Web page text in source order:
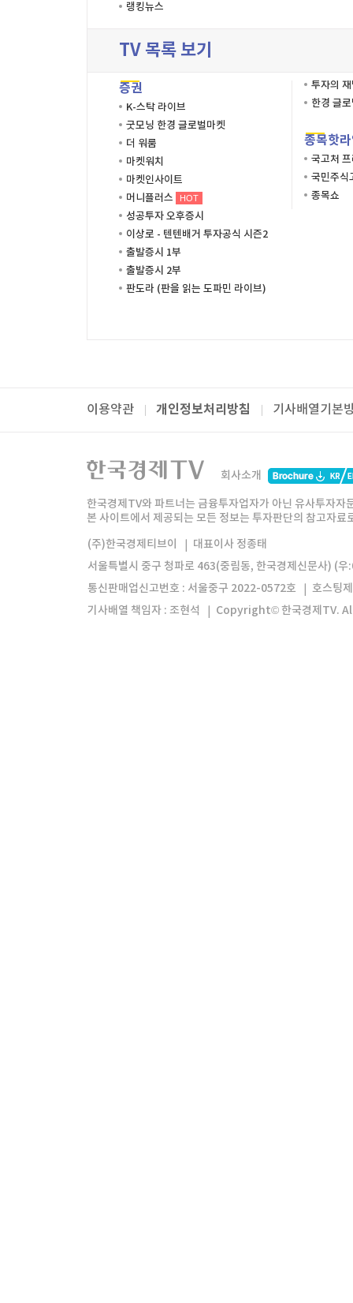
랭킹뉴스
TV 목록 보기
증권
K-스탁 라이브
굿모닝 한경 글로벌마켓
더 워룸
마켓워치
마켓인사이트
머니플러스
HOT
성공투자 오후증시
이상로 - 텐텐배거 투자공식 시즌2
출발증시 1부
출발증시 2부
판도라 (판을 읽는 도파민 라이브)
투자의
한경 글
종목핫
국고처
국민주식
종목쇼
이용약관 개인정보처리방침 기사배열기본
패밀리사이트
한국경제TV
한경미디어그룹 한국경제신문 한국경제
모바일앱 한국경제TV앱
회사소개
한국경제TV와 파트너는 금융투자업자가 아닌 유사투자
본 사이트에서 제공되는 모든 정보는 투자판단의 참고자
(주)한국경제티브이
대표이사 정종태
서울특별시 중구 청파로 463(중림동, 한국경제신문사) (
통신판매업신고번호 : 서울중구 2022-0572호
호스팅
기사배열 책임자 : 조현석
Copyright© 한국경제TV.